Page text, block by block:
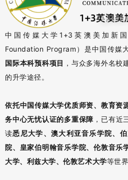
中国传媒大学1+3英澳美加新
Foundation Program）是中国传媒
国际本科预科项目 ，与众多海外名校
的升学途径。
依托中国传媒大学优质师资、教育资
务中心无忧认证的多重保障 ，已有近
读悉尼大学、澳大利亚音乐学院、
院、皇家伯明翰音乐学院、伦敦音乐
大学、利兹大学、伦敦艺术大学等世